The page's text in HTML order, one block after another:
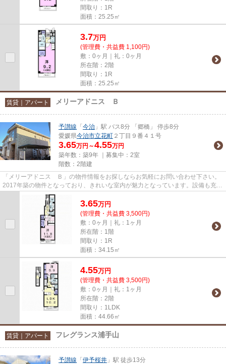
間取り：1R
面積：25.25㎡
3.7万円
(管理費・共益費 1,100円)
敷：0ヶ月｜礼：0ヶ月
所在階：2階
間取り：1R
面積：25.25㎡
賃貸｜アパート メリーアドニス Ｂ
予讃線 「 今治 」駅 バス8分 「郷橋」 停歩8分
愛媛県今治市立花町 ２丁目９番４１号
3.65万円～4.55万円
築年数：築9年 ｜募集中： 2室
階数：2階建
「メリーアドニス Ｂ」の物件情報をお探しならお気軽にお問い合わせ下さい。
2017年築の物件となっており、きれいな室内が魅力となっています。設備も充実
していて住みやすい、魅力が...
3.65万円
(管理費・共益費 3,500円)
敷：0ヶ月｜礼：1ヶ月
所在階：1階
間取り：1R
面積：34.15㎡
4.55万円
(管理費・共益費 3,500円)
敷：0ヶ月｜礼：1ヶ月
所在階：2階
間取り：1LDK
面積：44.66㎡
賃貸｜アパート フレグランス浦手山
予讃線 「 伊予桜井 」駅 徒歩13分